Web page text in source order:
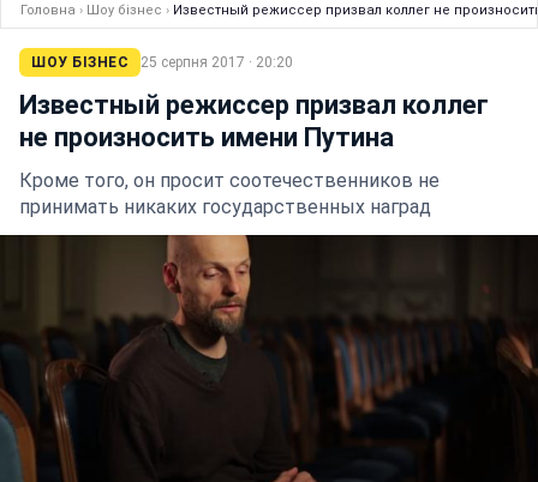
Головна › Шоу бізнес › Известный режиссер призвал коллег не
ШОУ БІЗНЕС 25 серпня 2017 · 20:20
Известный режиссер призвал коллег
не произносить имени Путина
Кроме того, он просит соотечественников не
принимать никаких государственных наград